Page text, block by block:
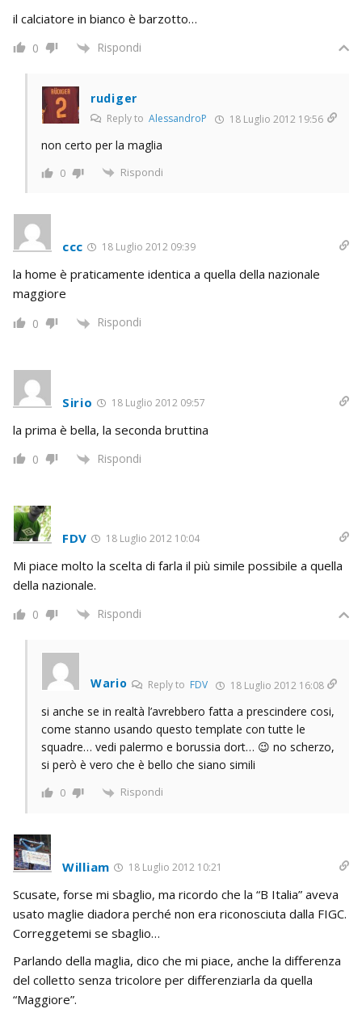
il calciatore in bianco è barzotto…
0 Rispondi
rudiger
Reply to AlessandroP 18 Luglio 2012 19:56
non certo per la maglia
0 Rispondi
ccc 18 Luglio 2012 09:39
la home è praticamente identica a quella della nazionale
maggiore
0 Rispondi
Sirio 18 Luglio 2012 09:57
la prima è bella, la seconda bruttina
0 Rispondi
FDV 18 Luglio 2012 10:04
Mi piace molto la scelta di farla il più simile possibile a quella
della nazionale.
0 Rispondi
Wario Reply to FDV 18 Luglio 2012 16:08
si anche se in realtà l’avrebbero fatta a prescindere cosi,
come stanno usando questo template con tutte le
squadre… vedi palermo e borussia dort… 😉 no scherzo,
si però è vero che è bello che siano simili
0 Rispondi
William 18 Luglio 2012 10:21
Scusate, forse mi sbaglio, ma ricordo che la “B Italia” aveva
usato maglie diadora perché non era riconosciuta dalla FIGC.
Correggetemi se sbaglio…
Parlando della maglia, dico che mi piace, anche la differenza
del colletto senza tricolore per differenziarla da quella
“Maggiore”.